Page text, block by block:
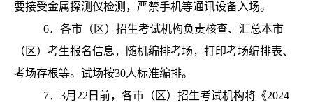
要接受金属探测仪检测，严禁手机等通讯设备入场。
6．各市（区）招生考试机构负责核查、汇总本市
（区）考生报名信息，随机编排考场，打印考场编排表、
考场存根等。试场按30人标准编排。
7．3月22日前，各市（区）招生考试机构将《2024